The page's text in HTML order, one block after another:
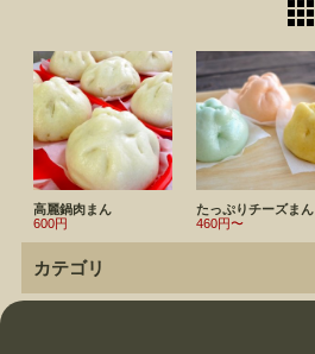
高麗鍋肉まん
600円
たっぷりチーズまん
460円〜
カテゴリ